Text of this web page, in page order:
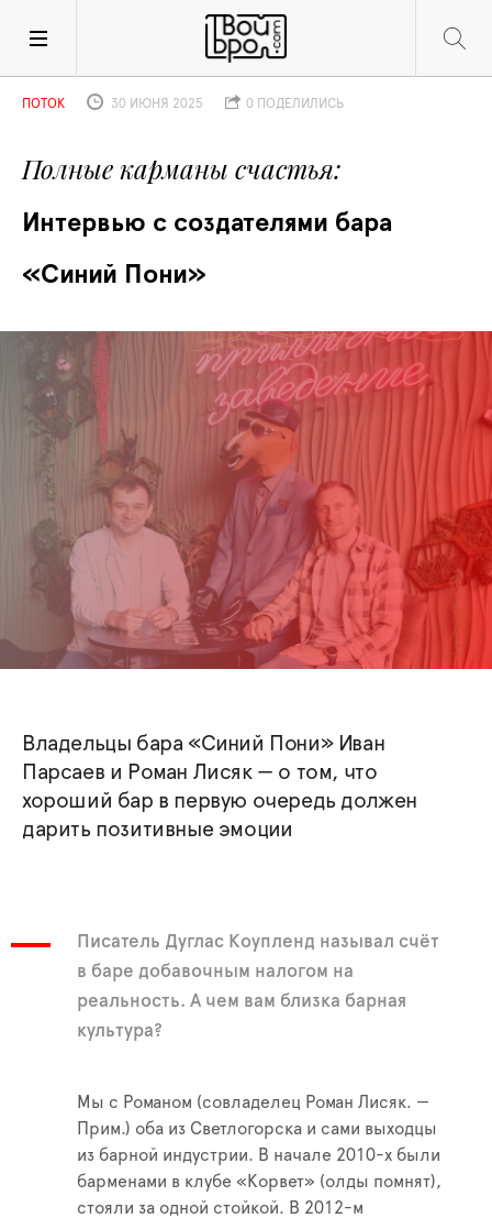
Полные карманы счастья
Интервью с создателями бара
«Синий Пони»
ПОТОК 30 ИЮНЯ 2025 0 ПОДЕЛИЛИСЬ
Владельцы бара «Синий Пони» Иван
Парсаев и Роман Лисяк — о том, что
хороший бар в первую очередь должен
дарить позитивные эмоции
Писатель Дуглас Коупленд называл счёт
в баре добавочным налогом на
реальность. А чем вам близка барная
культура?
Мы с Романом (совладелец Роман Лисяк. —
Прим.) оба из Светлогорска и сами выходцы
из барной индустрии. В начале 2010-х были
барменами в клубе «Корвет» (олды помнят),
стояли за одной стойкой. В 2012-м